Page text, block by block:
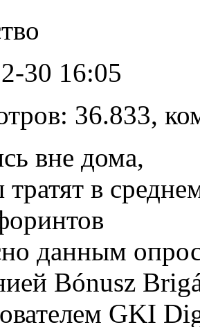
30 16:05
36.833,
данным
Bónusz
GKI